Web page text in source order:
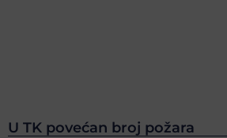
U TK povećan broj požara